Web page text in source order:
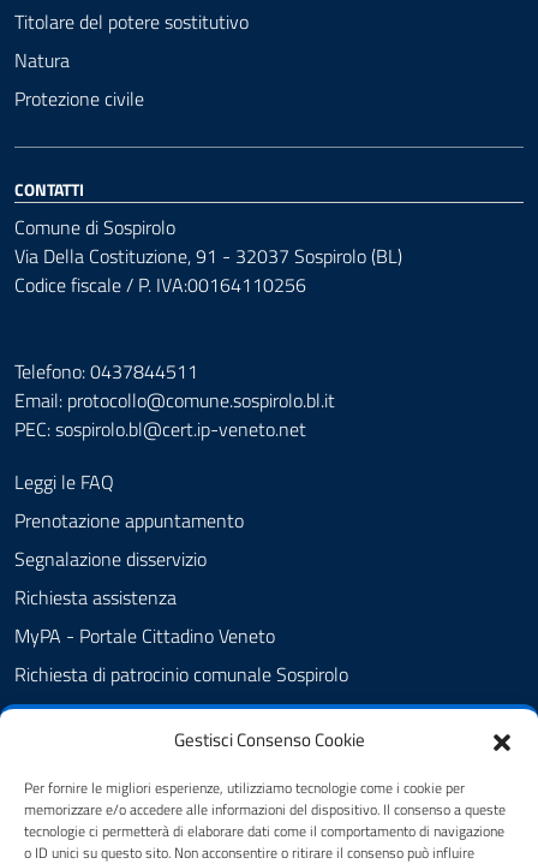
Gestisci Consenso Cookie
Per fornire le migliori esperienze, utilizziamo tecnologie come i cookie per
memorizzare e/o accedere alle informazioni del dispositivo. Il consenso a queste
tecnologie ci permetterà di elaborare dati come il comportamento di navigazione
o ID unici su questo sito. Non acconsentire o ritirare il consenso può influire
Titolare del potere sostitutivo
Natura
Protezione civile
CONTATTI
Comune di Sospirolo
Via Della Costituzione, 91 - 32037 Sospirolo (BL)
Codice fiscale / P. IVA:00164110256
Telefono: 0437844511
Email: protocollo@comune.sospirolo.bl.it
PEC:sospirolo.bl@cert.ip-veneto.net
Leggi le FAQ
Prenotazione appuntamento
Segnalazione disservizio
Richiesta assistenza
MyPA - Portale Cittadino Veneto
Richiesta di patrocinio comunale Sospirolo
Amministrazione trasparente
Cookie Policy
Informativa privacy